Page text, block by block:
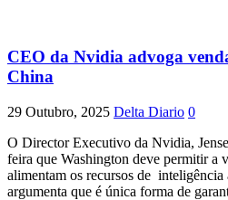
CEO da Nvidia advoga
China
29 Outubro, 2025 Delta Diario 0
O Director Executivo da Nvidia,
feira que Washington deve permitir a
alimentam os recursos de
argumenta que é única forma de